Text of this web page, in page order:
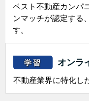
ベスト不動産カンパ
ンマッチが認定する
す。
学習 オンラ
不動産業界に特化し